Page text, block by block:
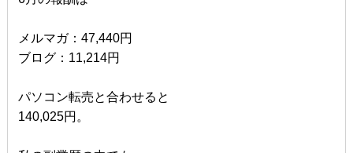
メルマガ：47,440円
ブログ：11,214円
パソコン転売と合わせると
140,025円。